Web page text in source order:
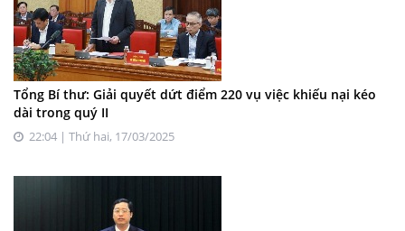
Tổng Bí thư: Giải quyết dứt điểm 220 vụ việc khiếu nại kéo
dài trong quý II
22:04 | Thứ hai, 17/03/2025